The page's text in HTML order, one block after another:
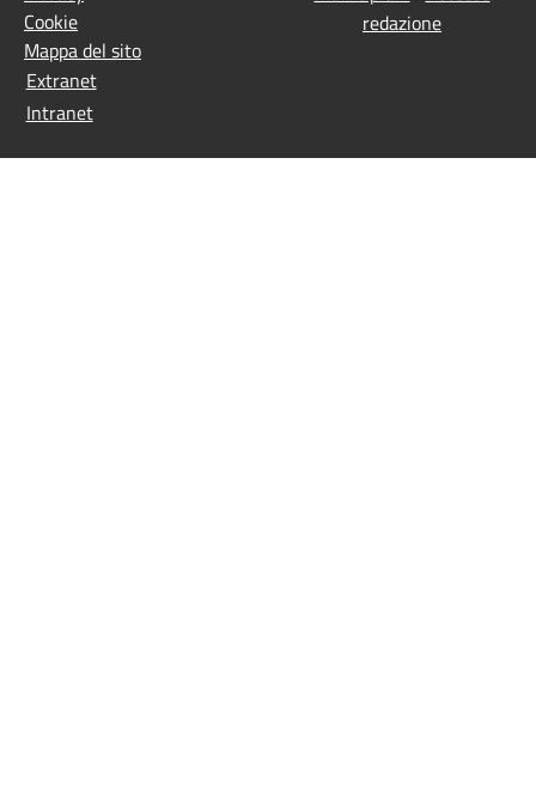
Cookie
Mappa del sito
Extranet
Intranet
redazione